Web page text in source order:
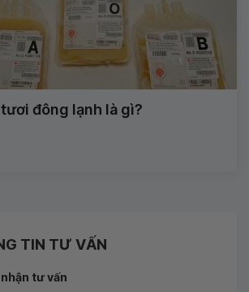
đông lạnh là gì?
TIN TƯ VẤN
tư vấn